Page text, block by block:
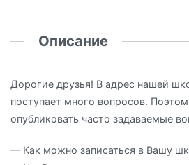
Описание
Дорогие друзья! В адрес нашей
поступает много вопросов.
опубликовать часто задаваемые
— Как можно записаться в Вашу